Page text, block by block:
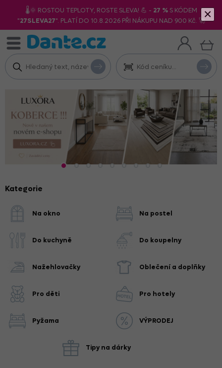
×
🌡️🌞 ROSTOU TEPLOTY, ROSTE SLEVA! 💪 - 27 %S KÓDEM
"27SLEVA27". PLATÍ DO 10.8.2026 PŘI NÁKUPU NAD 900 Kč. 🚀
Kategorie
Na okno Na postel
Do kuchyně Do koupelny
Nažehlovačky Oblečení a doplňky
Pro děti Pro hotely
Pyžama VÝPRODEJ
Tipy na dárky